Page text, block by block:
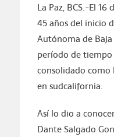
La Paz, BCS.-El
45 años del inicio
Autónoma de Baja
período de tiempo
consolidado como
en sudcalifornia.
Así lo dio a
Dante Salgado